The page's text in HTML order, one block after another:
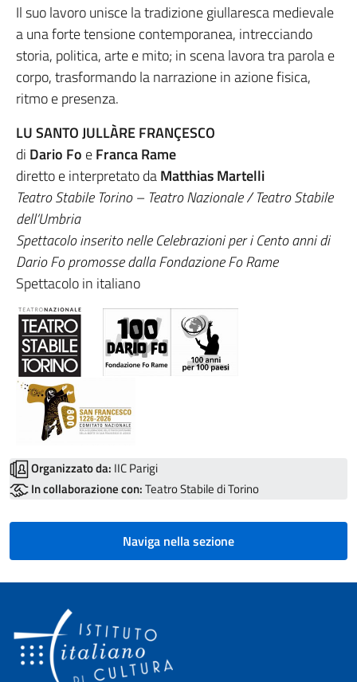
Il suo lavoro unisce la tradizione giullaresca medievale
a una forte tensione contemporanea, intrecciando
storia, politica, arte e mito; in scena lavora tra parola e
corpo, trasformando la narrazione in azione fisica,
ritmo e presenza.
LU SANTO JULLÀRE FRANÇESCO
di Dario Fo eFranca Rame
diretto e interpretato daMatthias Martelli
Teatro Stabile Torino – Teatro Nazionale / Teatro Stabile
dell’Umbria
Spettacolo inserito nelle Celebrazioni per i Cento anni di
Dario Fo promosse dalla Fondazione Fo Rame
Spettacolo in italiano
Organizzato da: IIC Parigi
In collaborazione con:Teatro Stabile di Torino
Naviga nella sezione